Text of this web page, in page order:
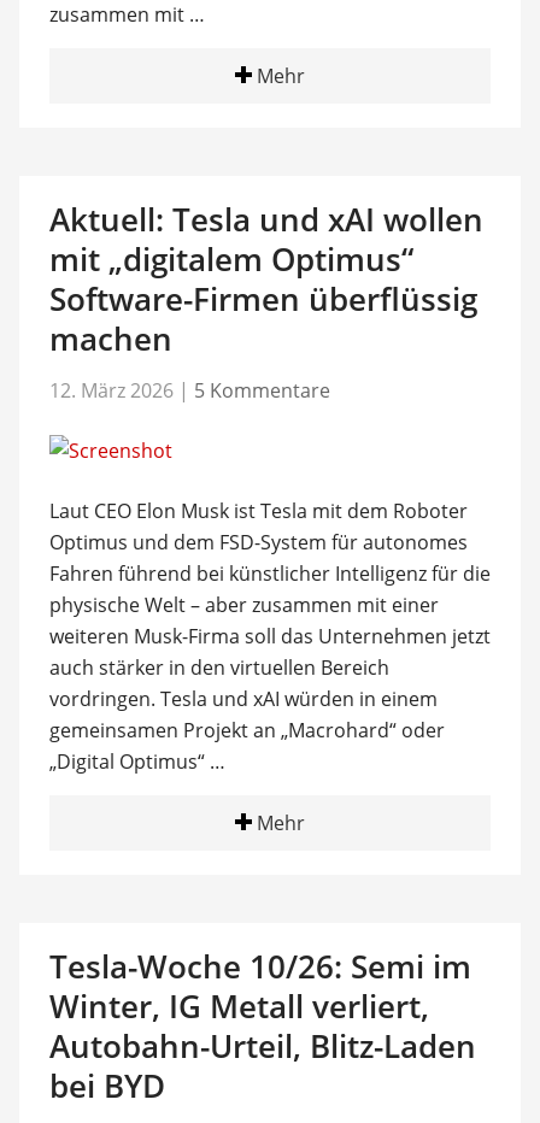
zusammen mit …
Mehr
Aktuell: Tesla und xAI wollen
mit „digitalem Optimus“
Software-Firmen überflüssig
machen
12. März 2026 | 5 Kommentare
Laut CEO Elon Musk ist Tesla mit dem Roboter
Optimus und dem FSD-System für autonomes
Fahren führend bei künstlicher Intelligenz für die
physische Welt – aber zusammen mit einer
weiteren Musk-Firma soll das Unternehmen jetzt
auch stärker in den virtuellen Bereich
vordringen. Tesla und xAI würden in einem
gemeinsamen Projekt an „Macrohard“ oder
„Digital Optimus“ …
Mehr
Tesla-Woche 10/26: Semi im
Winter, IG Metall verliert,
Autobahn-Urteil, Blitz-Laden
bei BYD